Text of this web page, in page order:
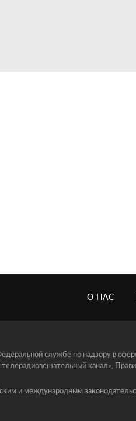
О НАС
службе по надзору в
канал»,
и международным